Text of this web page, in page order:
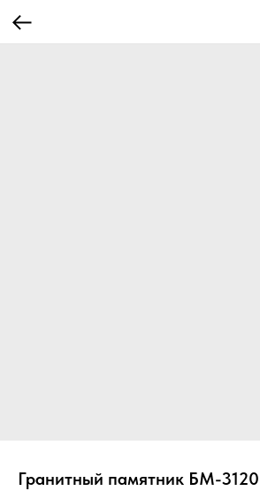
Гранитный памятник БМ-3120